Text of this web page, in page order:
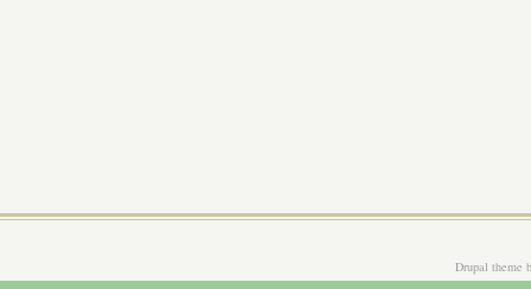
Drupal theme